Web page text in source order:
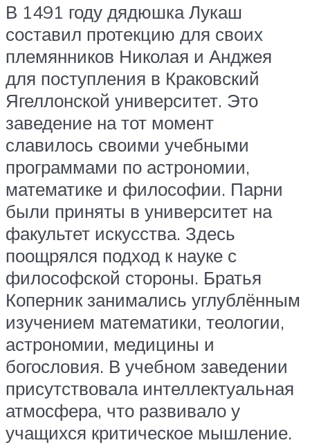
В 1491 году дядюшка Лукаш
составил протекцию для своих
племянников Николая и Анджея
для поступления в Краковский
Ягеллонской университет. Это
заведение на тот момент
славилось своими учебными
программами по астрономии,
математике и философии. Парни
были приняты в университет на
факультет искусства. Здесь
поощрялся подход к науке с
философской стороны. Братья
Коперник занимались углублённым
изучением математики, теологии,
астрономии, медицины и
богословия. В учебном заведении
присутствовала интеллектуальная
атмосфера, что развивало у
учащихся критическое мышление.